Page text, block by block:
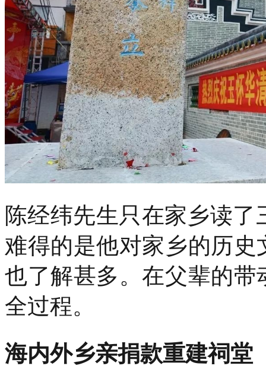
陈经纬先生只在家乡读
难得的是他对家乡的历
也了解甚多。在父辈的
全过程。
海内外乡亲捐款重建祠堂